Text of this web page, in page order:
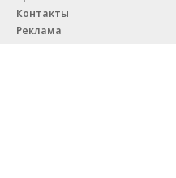
Контакты
Реклама